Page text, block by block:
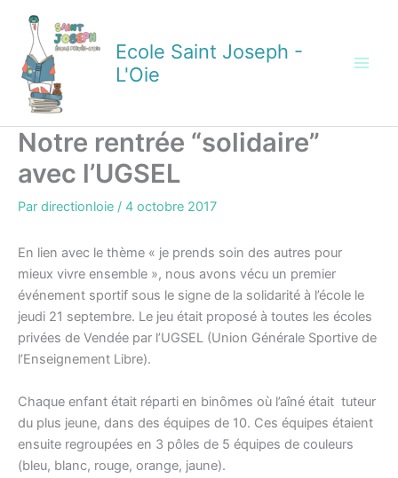
contenu
Ecole Saint Joseph -
L'Oie
Notre rentrée “solidaire”
avec l’UGSEL
Par directionloie / 4 octobre 2017
En lien avec le thème « je prends soin des autres pour
mieux vivre ensemble », nous avons vécu un premier
événement sportif sous le signe de la solidarité à l’école le
jeudi 21 septembre. Le jeu était proposé à toutes les écoles
privées de Vendée par l’UGSEL (Union Générale Sportive de
l’Enseignement Libre).
Chaque enfant était réparti en binômes où l’aîné était tuteur
du plus jeune, dans des équipes de 10. Ces équipes étaient
ensuite regroupées en 3 pôles de 5 équipes de couleurs
(bleu, blanc, rouge, orange, jaune).